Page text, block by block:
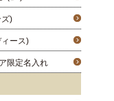
)
ース)
限定名入れ